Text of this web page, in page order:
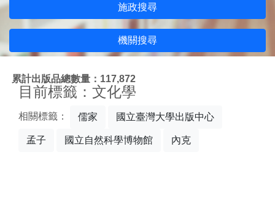
施政搜尋
機關搜尋
累計出版品總數量：117,872
目前標籤：文化學
相關標籤： 儒家 國立臺灣大學出版中心
孟子 國立自然科學博物館 內克